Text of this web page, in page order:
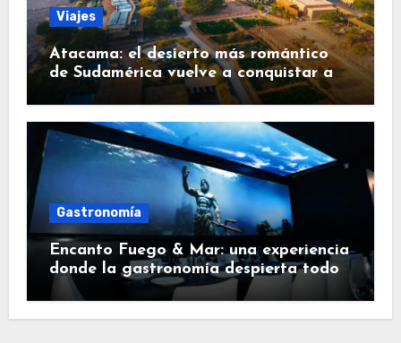
Viajes
Atacama: el desierto más romántico
de Sudamérica vuelve a conquistar a
los viajeros
Gastronomía
Encanto Fuego & Mar: una experiencia
donde la gastronomía despierta todos
los sentidos